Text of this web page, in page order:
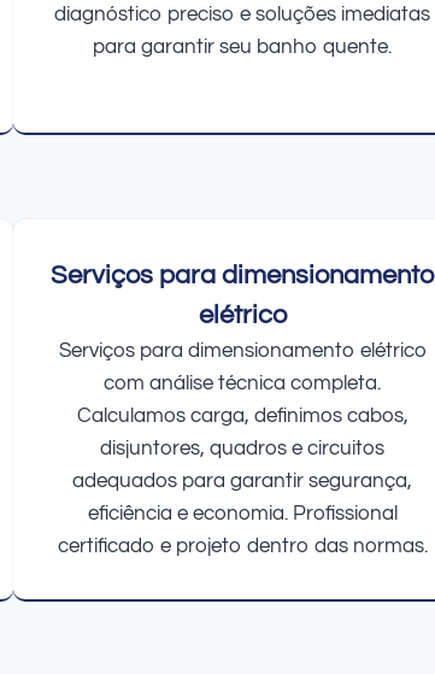
diagnóstico preciso e soluções imediatas
para garantir seu banho quente.
Serviços para dimensionamento
elétrico
Serviços para dimensionamento elétrico
com análise técnica completa.
Calculamos carga, definimos cabos,
disjuntores, quadros e circuitos
adequados para garantir segurança,
eficiência e economia. Profissional
certificado e projeto dentro das normas.